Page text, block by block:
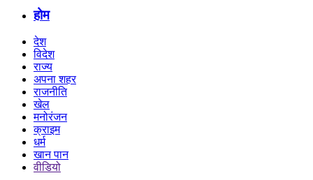
होम
देश
विदेश
राज्य
अपना शहर
राजनीति
खेल
मनोरंजन
क्राइम
धर्म
खान पान
वीडियो